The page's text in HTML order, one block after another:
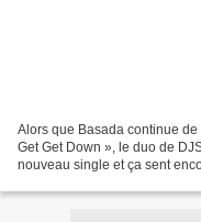
Alors que Basada continue
Get Get Down », le duo de
nouveau single et ça sent